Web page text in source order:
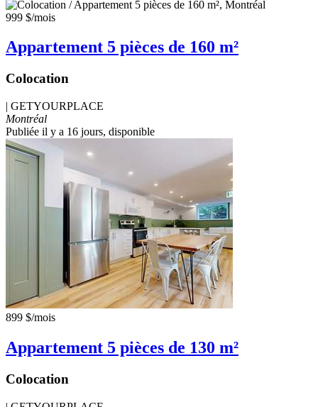
999 $/mois
Appartement 5 pièces de 160 m²
Colocation
| GETYOURPLACE
Montréal
Publiée il y a 16 jours, disponible
899 $/mois
Appartement 5 pièces de 130 m²
Colocation